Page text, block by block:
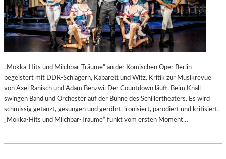
„Mokka-Hits und Milchbar-Träume“ an der Komischen Oper Berlin
begeistert mit DDR-Schlagern, Kabarett und Witz. Kritik zur Musikrevue
von Axel Ranisch und Adam Benzwi. Der Countdown läuft. Beim Knall
swingen Band und Orchester auf der Bühne des Schillertheaters. Es wird
schmissig getanzt, gesungen und geröhrt, ironisiert, parodiert und kritisiert.
„Mokka-Hits und Milchbar-Träume“ funkt vom ersten Moment…